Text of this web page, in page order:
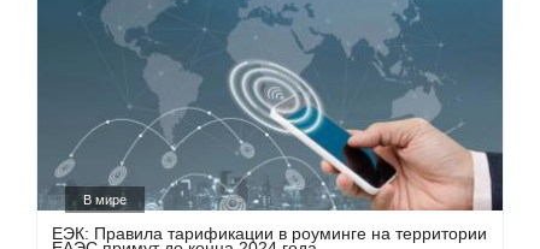
В мире
ЕЭК: Правила тарификации в роуминге на территории